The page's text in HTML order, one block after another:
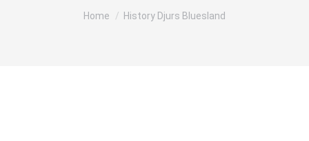
You are here:
Home History Djurs Bluesland